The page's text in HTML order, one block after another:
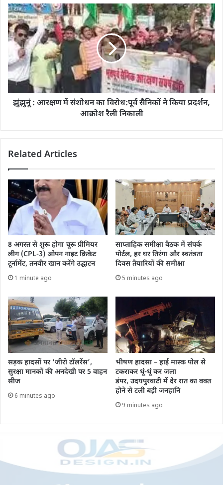
झुंझुनूं : आरक्षण में संशोधन का विरोध:पूर्व सैनिकों ने किया प्रदर्शन,
आक्रोश रैली निकाली
Related Articles
8 अगस्त से शुरू होगा चूरू प्रीमियर
लीग (CPL-3) ओपन नाइट क्रिकेट
टूर्नामेंट, तनवीर खान करेंगे उद्घाटन
1 minute ago
साप्ताहिक समीक्षा बैठक में संपर्क
पोर्टल, हर घर तिरंगा और स्वतंत्रता
दिवस तैयारियों की समीक्षा
5 minutes ago
सड़क हादसों पर ‘जीरो टॉलरेंस’,
सुरक्षा मानकों की अनदेखी पर 5 वाहन
सीज
6 minutes ago
भीषण हादसा – हाई मास्क पोल से
टकराकर धूं-धूं कर जला
डंपर, उदयपुरवाटी में देर रात का वक्त
होने से टली बड़ी जनहानि
9 minutes ago